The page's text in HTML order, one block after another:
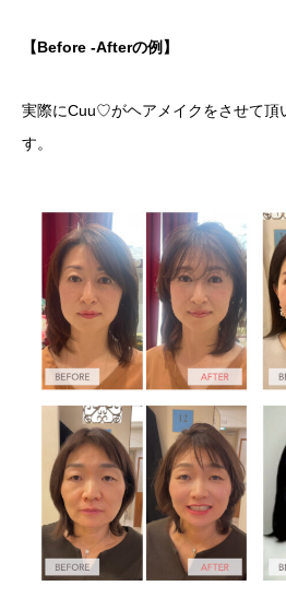
【Before -Afterの例】
実際にCuu♡がヘアメイクをさせて頂
す。